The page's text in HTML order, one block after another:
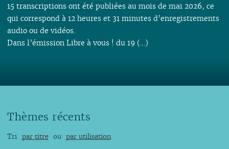
15 transcriptions ont été publiées au mois de mai 2026, ce
qui correspond à 12 heures et 31 minutes d’enregistrements
audio ou de vidéos.
Dans l’émission Libre à vous ! du 19 (…)
Thèmes récents
Tri par titre ou par utilisation